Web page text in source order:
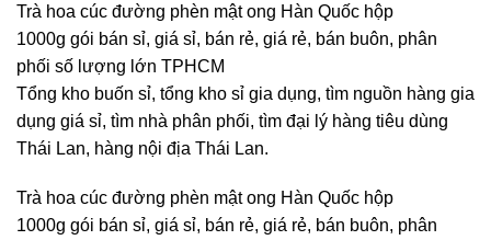
Trà hoa cúc đường phèn mật ong Hàn Quốc hộp
1000g gói bán sỉ, giá sỉ, bán rẻ, giá rẻ, bán buôn, phân
phối số lượng lớn TPHCM
Tổng kho buốn sỉ, tổng kho sỉ gia dụng, tìm nguồn hàng gia
dụng giá sỉ, tìm nhà phân phối, tìm đại lý hàng tiêu dùng
Thái Lan, hàng nội địa Thái Lan.
Trà hoa cúc đường phèn mật ong Hàn Quốc hộp
1000g gói bán sỉ, giá sỉ, bán rẻ, giá rẻ, bán buôn, phân